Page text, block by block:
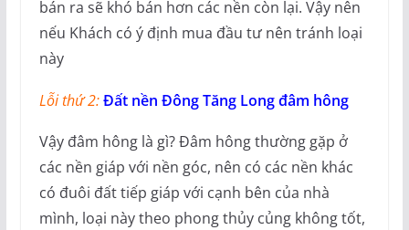
bán ra sẽ khó bán hơn các nền còn lại. Vậy nên
nếu Khách có ý định mua đầu tư nên tránh loại
này
Lỗi thứ 2:Đất nền Đông Tăng Long đâm hông
Vậy đâm hông là gì? Đâm hông thường gặp ở
các nền giáp với nền góc, nên có các nền khác
có đuôi đất tiếp giáp với cạnh bên của nhà
mình, loại này theo phong thủy củng không tốt,